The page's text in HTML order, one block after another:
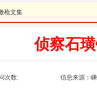
枪文集
侦察石
次数: 信息来源：